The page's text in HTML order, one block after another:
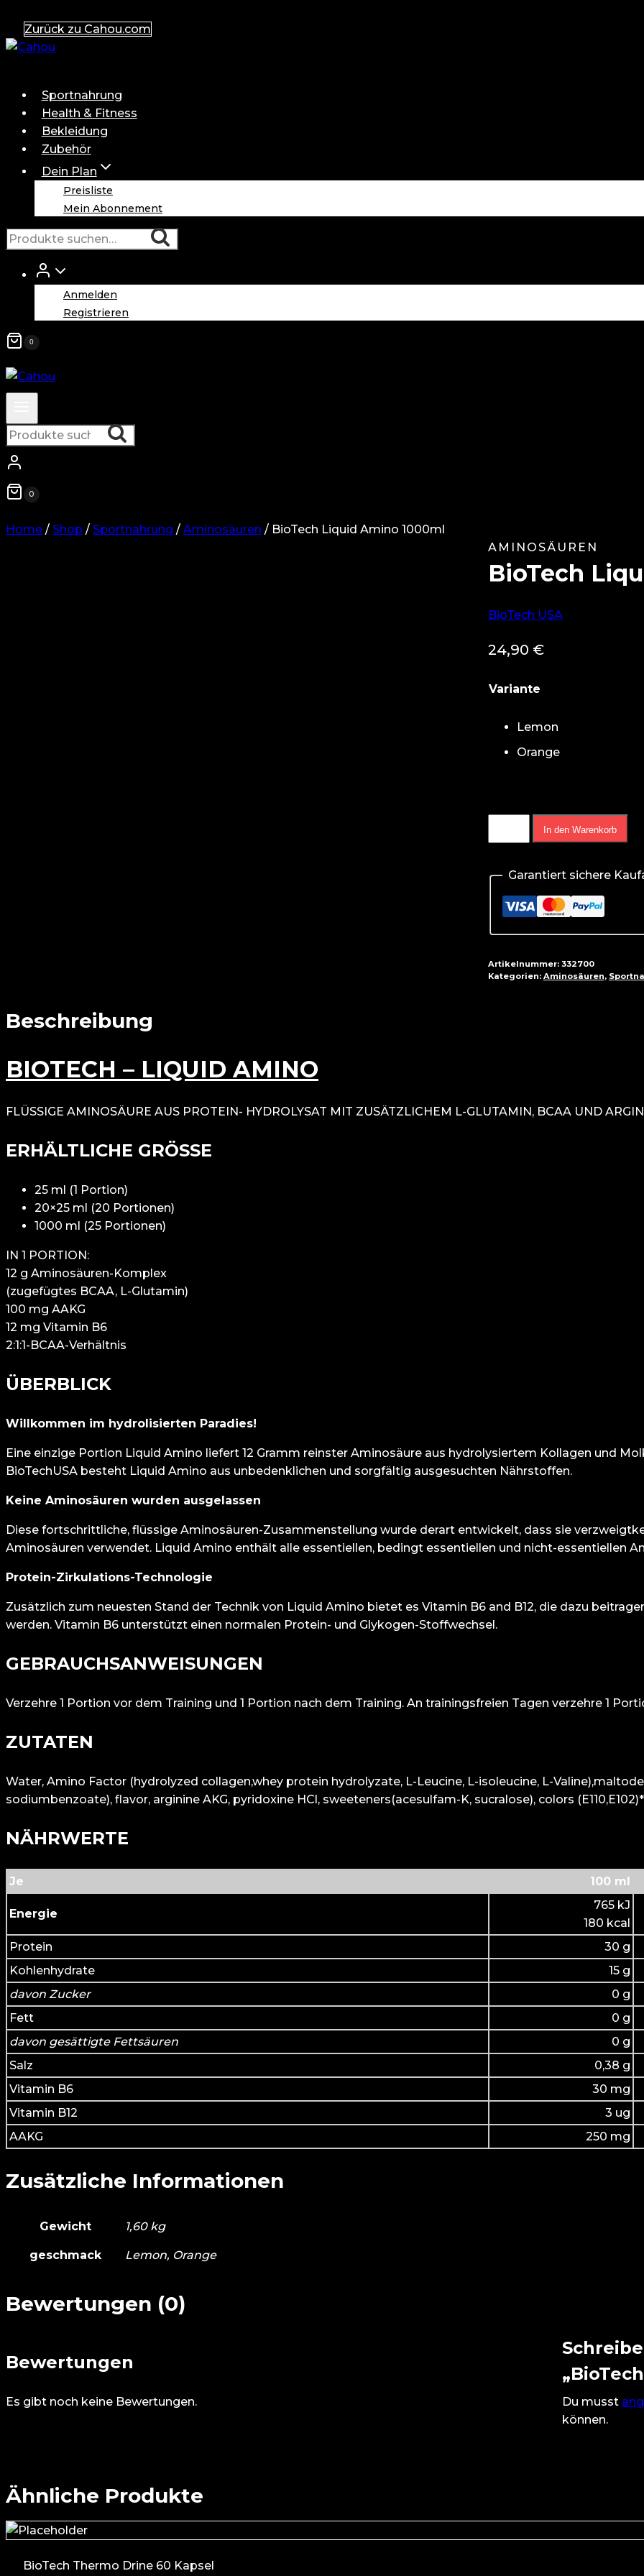
Inhalt
springen
Zurück zu Cahou.com
Sportnahrung
Health & Fitness
Bekleidung
Zubehör
Dein Plan
Preisliste
Mein Abonnement
Suche
nach:
Suche
Anmelden
Registrieren
0
Suche
nach:
Suche
0
Home / Shop / Sportnahrung / Aminosäuren / BioTech Liquid Amino 1000ml
AMINOSÄUREN
BioTech
BioTech USA
24,90 €
Lemon
Orange
Liquid
1000ml
Menge
In den Warenkorb
Garantiert sichere
Artikelnummer: 332700
Kategorien: Aminosäuren,
Beschreibung
BIOTECH – LIQUID AMINO
FLÜSSIGE AMINOSÄURE AUS PROTEIN- HYDROLYSAT MIT ZUSÄTZLICHEM L-GLUTAMIN, BCAA UND
ERHÄLTLICHE GRÖSSE
25 ml (1 Portion)
20×25 ml (20 Portionen)
1000 ml (25 Portionen)
IN 1 PORTION:
12 g Aminosäuren-Komplex
(zugefügtes BCAA, L-Glutamin)
100 mg AAKG
12 mg Vitamin B6
2:1:1-BCAA-Verhältnis
ÜBERBLICK
Willkommen im hydrolisierten Paradies!
Eine einzige Portion Liquid Amino liefert 12 Gramm reinster Aminosäure aus hydrolysiertem Kollagen und
BioTechUSA besteht Liquid Amino aus unbedenklichen und sorgfältig ausgesuchten Nährstoffen.
Keine Aminosäuren wurden ausgelassen
Diese fortschrittliche, flüssige Aminosäuren-Zusammenstellung wurde derart entwickelt, dass sie
Aminosäuren verwendet. Liquid Amino enthält alle essentiellen, bedingt essentiellen und nicht-essentiellen
Protein-Zirkulations-Technologie
Zusätzlich zum neuesten Stand der Technik von Liquid Amino bietet es Vitamin B6 and B12, die dazu
werden. Vitamin B6 unterstützt einen normalen Protein- und Glykogen-Stoffwechsel.
GEBRAUCHSANWEISUNGEN
Verzehre 1 Portion vor dem Training und 1 Portion nach dem Training. An trainingsfreien Tagen verzehre 1
ZUTATEN
Water, Amino Factor (hydrolyzed collagen,whey protein hydrolyzate, L-Leucine, L-isoleucine, L-
sodiumbenzoate), flavor, arginine AKG, pyridoxine HCl, sweeteners(acesulfam-K, sucralose), colors
NÄHRWERTE
Je 100 ml
Energie
765 kJ
180 kcal
Protein
30 g
Kohlenhydrate
15 g
davon Zucker
0 g
Fett
0 g
davon gesättigte Fettsäuren
0 g
Salz
0,38 g
Vitamin B6
30 mg
Vitamin B12
3 ug
AAKG
250 mg
Zusätzliche Informationen
Gewicht 1,60 kg
geschmack Lemon, Orange
Bewertungen (0)
Bewertungen
Es gibt noch keine Bewertungen. Du musst
können.
Ähnliche Produkte
BioTech Thermo Drine 60 Kapsel